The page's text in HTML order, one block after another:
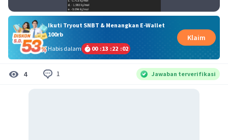
Ikuti Tryout SNBT & Menangkan E-Wallet
100rb
Habis dalam
00 :13 :22 :02
Klaim
4 1 Jawaban terverifikasi